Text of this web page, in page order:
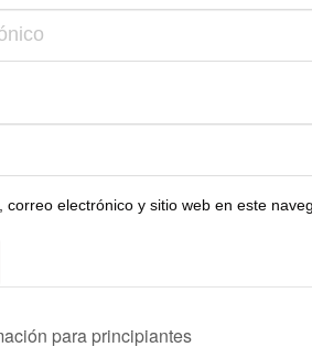
correo electrónico y sitio web en este
para principiantes